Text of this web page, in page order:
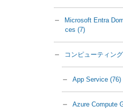
Microsoft Entra
ces (7)
コンピューティング
App Service (76)
Azure Compute